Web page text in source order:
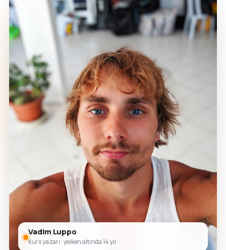
Vadim Luppo
Kurs yazarı · yelken altında 14 yıl